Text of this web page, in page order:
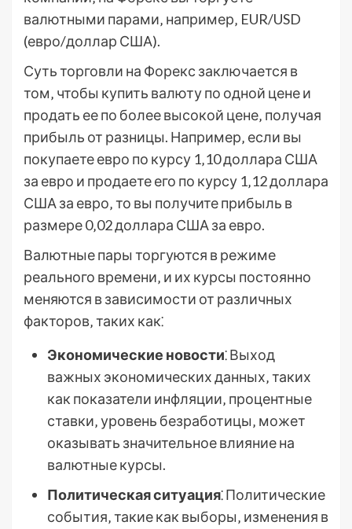
валютными парами‚ например‚ EUR/USD
(евро/доллар США).
Суть торговли на Форекс заключается в
том‚ чтобы купить валюту по одной цене и
продать ее по более высокой цене‚ получая
прибыль от разницы. Например‚ если вы
покупаете евро по курсу 1‚10 доллара США
за евро и продаете его по курсу 1‚12 доллара
США за евро‚ то вы получите прибыль в
размере 0‚02 доллара США за евро.
Валютные пары торгуются в режиме
реального времени‚ и их курсы постоянно
меняются в зависимости от различных
факторов‚ таких как⁚
Экономические новости⁚ Выход
важных экономических данных‚ таких
как показатели инфляции‚ процентные
ставки‚ уровень безработицы‚ может
оказывать значительное влияние на
валютные курсы.
Политическая ситуация⁚ Политические
события‚ такие как выборы‚ изменения в